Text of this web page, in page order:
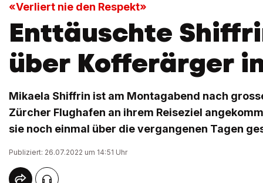
«Verliert nie den Respekt»
Enttäuschte
über Kofferärger
Mikaela Shiffrin ist am Montagabend nach
Zürcher Flughafen an ihrem Reiseziel
sie noch einmal über die vergangenen Tagen
Publiziert: 26.07.2022 um 14:51 Uhr